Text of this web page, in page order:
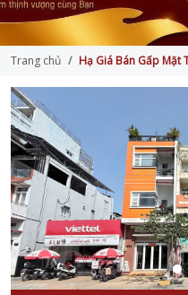
Trang chủ Hạ Giá Bán Gấp Mặt